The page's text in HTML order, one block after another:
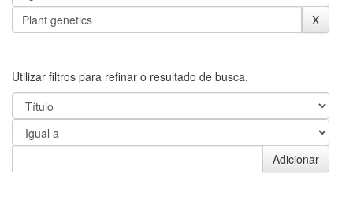
Utilizar filtros para refinar o resultado de busca.